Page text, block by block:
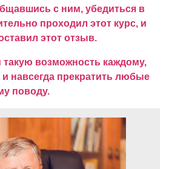
с ним, убедиться в
проходил этот курс, и
этот отзыв.
возможность каждому,
навсегда прекратить любые
поводу.